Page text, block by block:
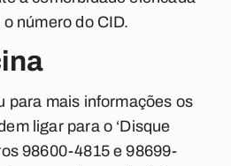
número do CID.
para mais informações os
ligar para o ‘Disque
98600-4815 e 98699-